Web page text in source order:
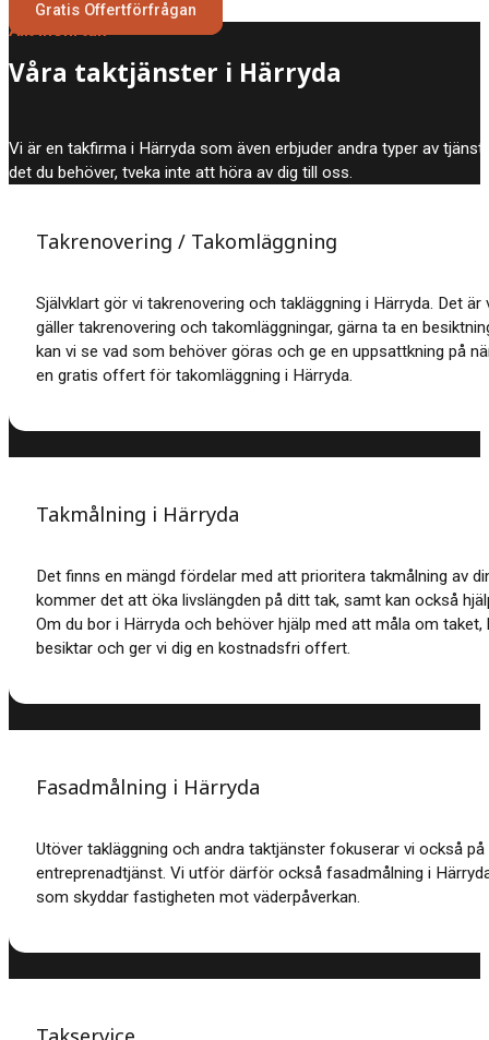
Gratis Offertförfrågan
Allt inom tak
Våra taktjänster i Härryda
Vi är en takfirma i Härryda som även erbjuder andra typer av
det du behöver, tveka inte att höra av dig till oss.
Takrenovering / Takomläggning
Självklart gör vi takrenovering och takläggning i Härryda. Det
gäller takrenovering och takomläggningar, gärna ta en
kan vi se vad som behöver göras och ge en uppsattkning på
en gratis offert för takomläggning i Härryda.
Takmålning i Härryda
Det finns en mängd fördelar med att prioritera takmålning av
kommer det att öka livslängden på ditt tak, samt kan också
Om du bor i Härryda och behöver hjälp med att måla om
besiktar och ger vi dig en kostnadsfri offert.
Fasadmålning i Härryda
Utöver takläggning och andra taktjänster fokuserar vi också
entreprenadtjänst. Vi utför därför också fasadmålning i
som skyddar fastigheten mot väderpåverkan.